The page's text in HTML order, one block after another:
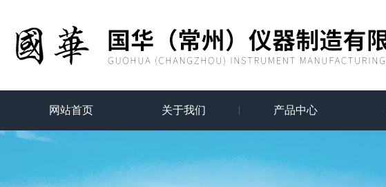
网站首页 关于我们 产品中心